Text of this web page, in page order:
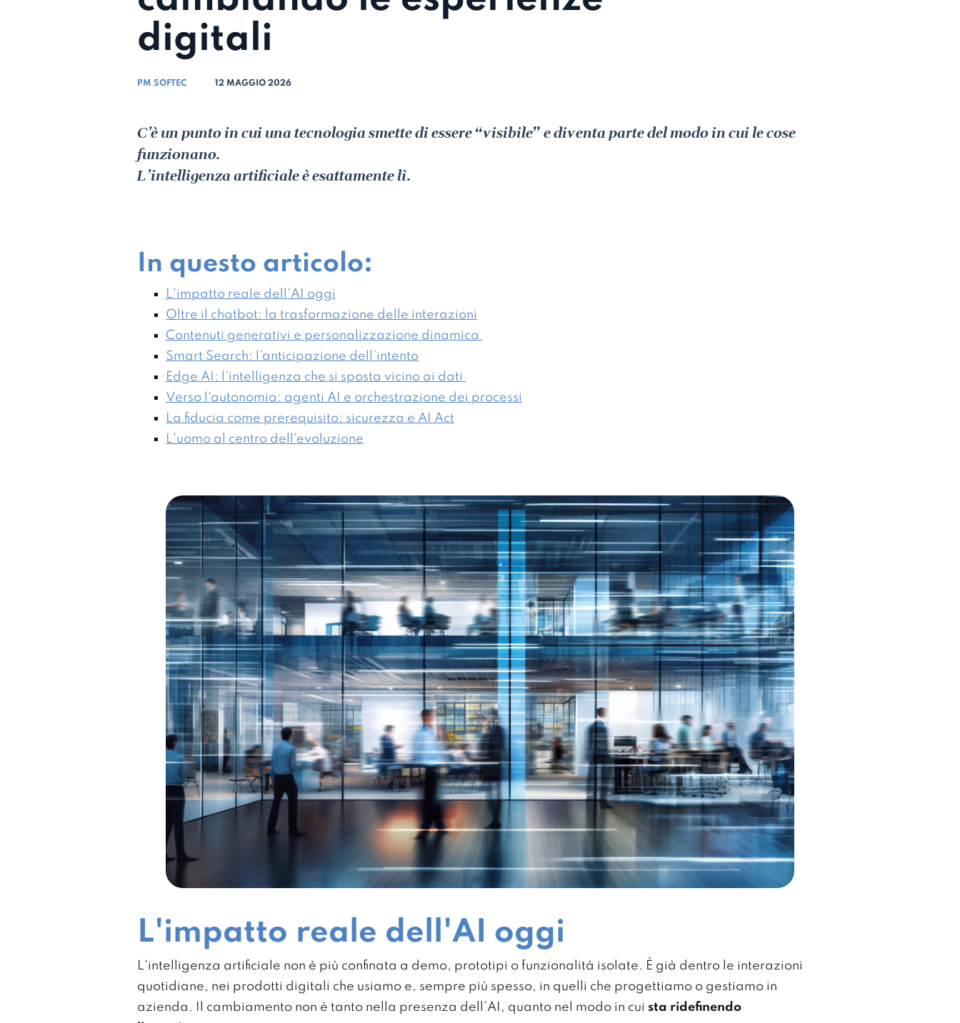
digitali
PM SOFTEC 12 MAGGIO 2026
C’è un punto in cui una tecnologia smette di essere “visibile” e diventa parte del modo in cui le cose
funzionano.
L’intelligenza artificiale è esattamente lì.
In questo articolo:
L'impatto reale dell'AI oggi
Oltre il chatbot: la trasformazione delle interazioni
Contenuti generativi e personalizzazione dinamica
Smart Search: l’anticipazione dell’intento
Edge AI: l’intelligenza che si sposta vicino ai dati
Verso l'autonomia: agenti AI e orchestrazione dei processi
La fiducia come prerequisito: sicurezza e AI Act
L'uomo al centro dell'evoluzione
L'impatto reale dell'AI oggi
L'intelligenza artificiale non è più confinata a demo, prototipi o funzionalità isolate. È già dentro le interazioni
quotidiane, nei prodotti digitali che usiamo e, sempre più spesso, in quelli che progettiamo o gestiamo in
azienda. Il cambiamento non è tanto nella presenza dell’AI, quanto nel modo in cui sta ridefinendo